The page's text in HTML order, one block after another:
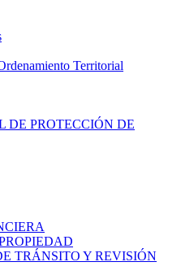
Territorial
DE PROTECCIÓN DE
TRÁNSITO Y REVISIÓN